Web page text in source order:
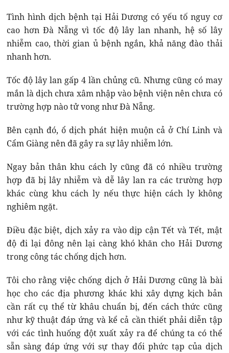
Tình hình dịch bệnh tại Hải Dương có yếu tố nguy cơ
cao hơn Đà Nẵng vì tốc độ lây lan nhanh, hệ số lây
nhiễm cao, thời gian ủ bệnh ngắn, khả năng đào thải
nhanh hơn.
Tốc độ lây lan gấp 4 lần chủng cũ. Nhưng cũng có may
mắn là dịch chưa xâm nhập vào bệnh viện nên chưa có
trường hợp nào tử vong như Đà Nẵng.
Bên cạnh đó, ổ dịch phát hiện muộn cả ở Chí Linh và
Cẩm Giàng nên đã gây ra sự lây nhiễm lớn.
Ngay bản thân khu cách ly cũng đã có nhiều trường
hợp đã bị lây nhiễm và dễ lây lan ra các trường hợp
khác cùng khu cách ly nếu thực hiện cách ly không
nghiêm ngặt.
Điều đặc biệt, dịch xảy ra vào dịp cận Tết và Tết, mật
độ đi lại đông nên lại càng khó khăn cho Hải Dương
trong công tác chống dịch hơn.
Tôi cho rằng việc chống dịch ở Hải Dương cũng là bài
học cho các địa phương khác khi xây dựng kịch bản
cần rất cụ thể từ khâu chuẩn bị, đến cách thức cũng
như kỹ thuật đáp ứng và kể cả cần thiết phải diễn tập
với các tình huống đột xuất xảy ra để chúng ta có thể
sẵn sàng đáp ứng với sự thay đổi phức tạp của dịch